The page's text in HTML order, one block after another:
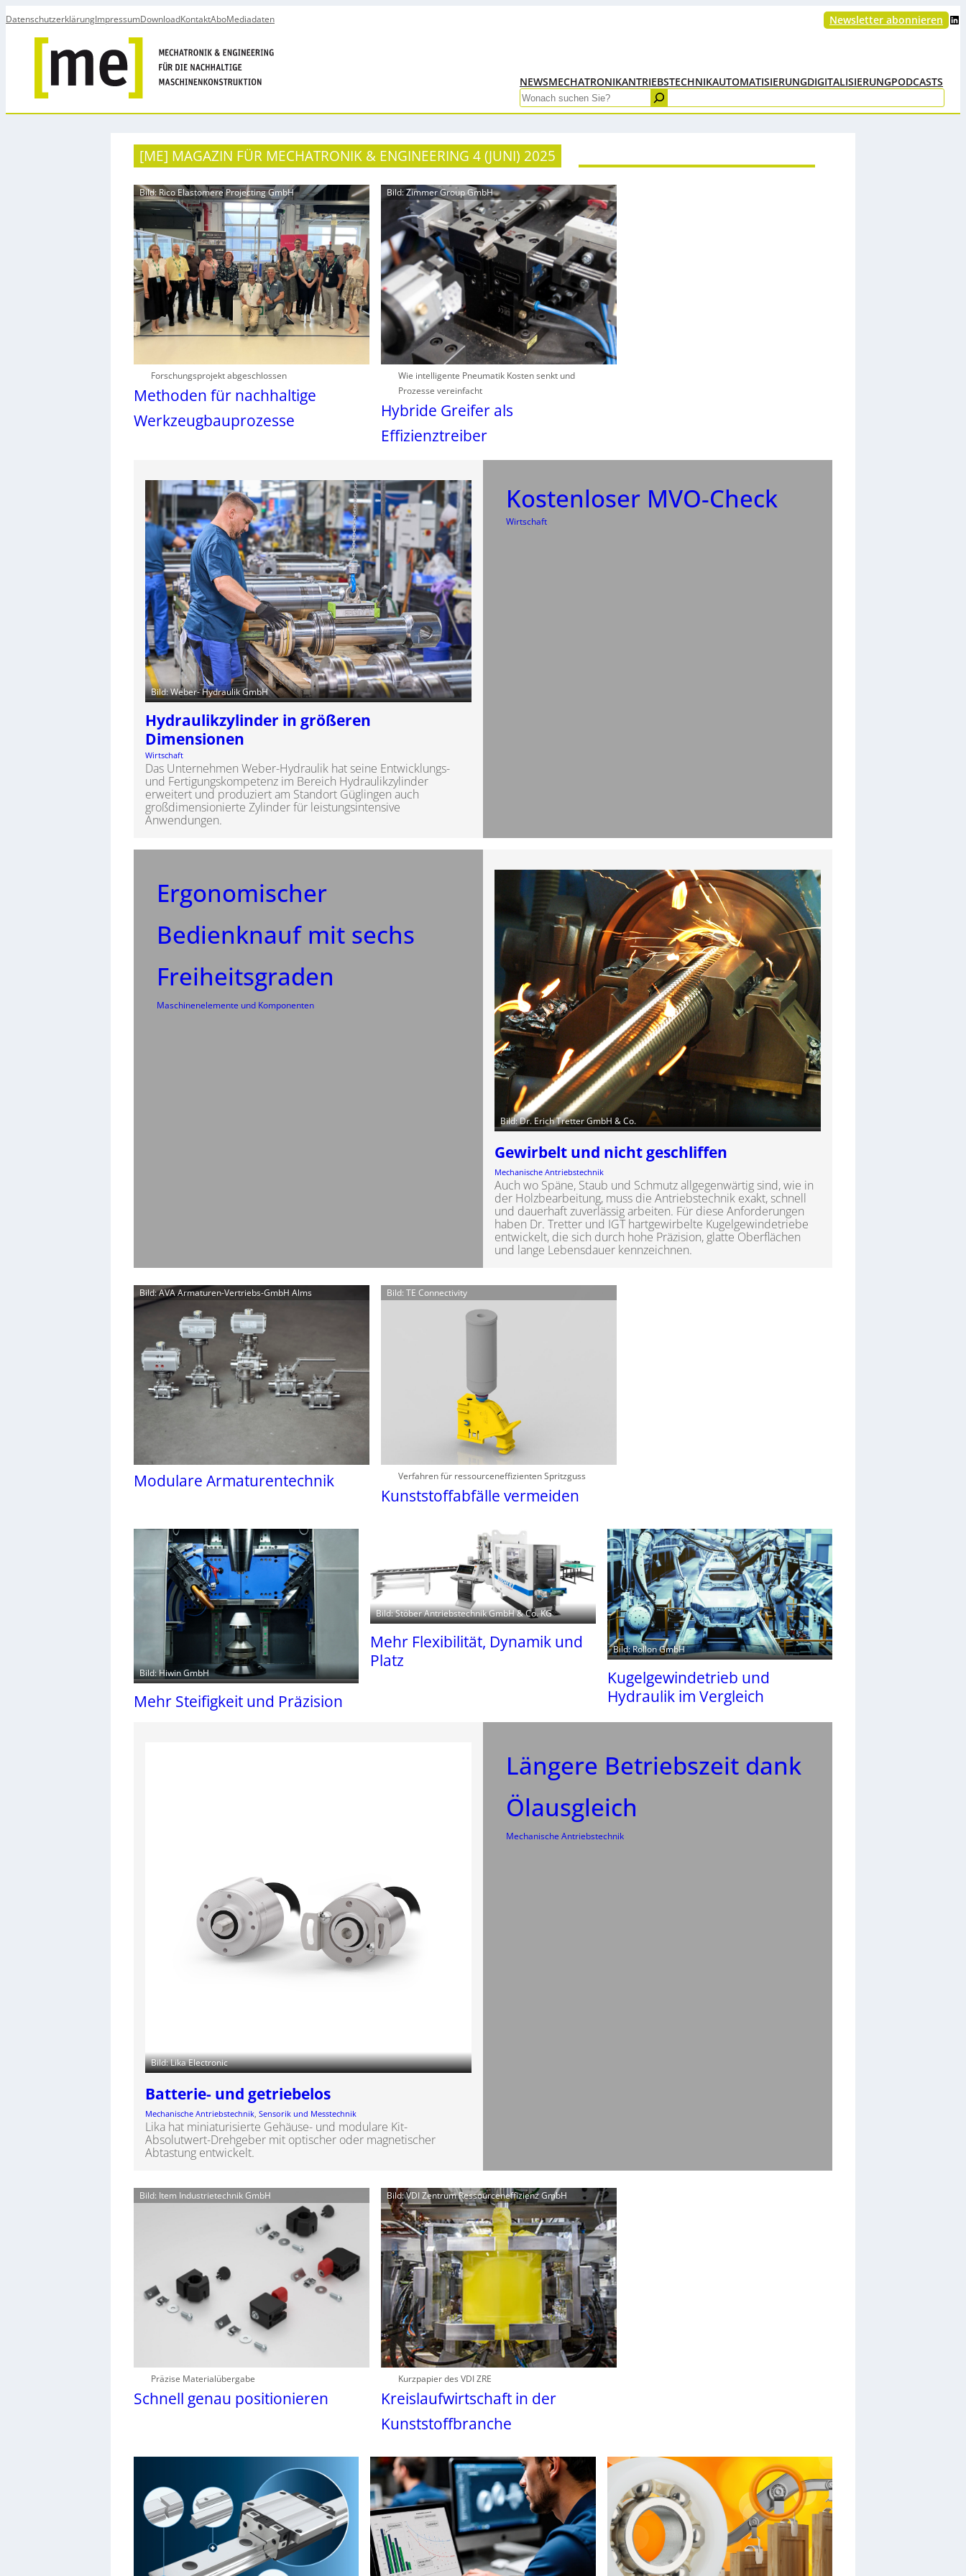
DatenschutzerklärungImpressumDownloadKontaktAboMediadaten Newsletter abonnieren LinkedIn
NEWSMECHATRONIKANTRIEBSTECHNIKAUTOMATISIERUNGDIGITALISIERUNGPODCASTS
Search
[ME] MAGAZIN FÜR MECHATRONIK & ENGINEERING 4 (JUNI) 2025
Bild: Rico Elastomere Projecting GmbH
Forschungsprojekt abgeschlossen
Methoden für nachhaltige
Werkzeugbauprozesse
Bild: Zimmer Group GmbH
Wie intelligente Pneumatik Kosten senkt und
Prozesse vereinfacht
Hybride Greifer als
Effizienztreiber
Bild: Weber- Hydraulik GmbH
Hydraulikzylinder in größeren
Dimensionen
Wirtschaft
Das Unternehmen Weber-Hydraulik hat seine Entwicklungs-
und Fertigungskompetenz im Bereich Hydraulikzylinder
erweitert und produziert am Standort Güglingen auch
großdimensionierte Zylinder für leistungsintensive
Anwendungen.
Kostenloser MVO-Check
Wirtschaft
Ergonomischer
Bedienknauf mit sechs
Freiheitsgraden
Maschinenelemente und Komponenten
Bild: Dr. Erich Tretter GmbH & Co.
Gewirbelt und nicht geschliffen
Mechanische Antriebstechnik
Auch wo Späne, Staub und Schmutz allgegenwärtig sind, wie in
der Holzbearbeitung, muss die Antriebstechnik exakt, schnell
und dauerhaft zuverlässig arbeiten. Für diese Anforderungen
haben Dr. Tretter und IGT hartgewirbelte Kugelgewindetriebe
entwickelt, die sich durch hohe Präzision, glatte Oberflächen
und lange Lebensdauer kennzeichnen.
Bild: AVA Armaturen-Vertriebs-GmbH Alms
Modulare Armaturentechnik
Bild: TE Connectivity
Verfahren für ressourceneffizienten Spritzguss
Kunststoffabfälle vermeiden
Bild: Hiwin GmbH
Mehr Steifigkeit und Präzision
Bild: Stöber Antriebstechnik GmbH & Co. KG
Mehr Flexibilität, Dynamik und
Platz
Bild: Rollon GmbH
Kugelgewindetrieb und
Hydraulik im Vergleich
Bild: Lika Electronic
Batterie- und getriebelos
Mechanische Antriebstechnik , Sensorik und Messtechnik
Lika hat miniaturisierte Gehäuse- und modulare Kit-
Absolutwert-Drehgeber mit optischer oder magnetischer
Abtastung entwickelt.
Längere Betriebszeit dank
Ölausgleich
Mechanische Antriebstechnik
Bild: Item Industrietechnik GmbH
Präzise Materialübergabe
Schnell genau positionieren
Bild: VDI Zentrum Ressourceneffizienz GmbH
Kurzpapier des VDI ZRE
Kreislaufwirtschaft in der
Kunststoffbranche